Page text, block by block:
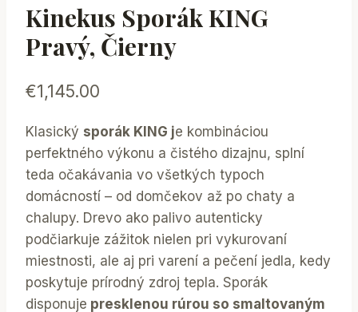
Kinekus Sporák KING
Pravý, Čierny
€1,145.00
Klasický sporák KING je kombináciou
perfektného výkonu a čistého dizajnu, splní
teda očakávania vo všetkých typoch
domácností – od domčekov až po chaty a
chalupy. Drevo ako palivo autenticky
podčiarkuje zážitok nielen pri vykurovaní
miestnosti, ale aj pri varení a pečení jedla, kedy
poskytuje prírodný zdroj tepla. Sporák
disponuje presklenou rúrou so smaltovaným